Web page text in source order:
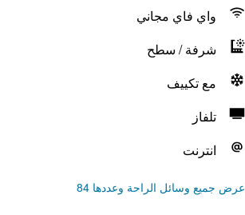
واي فاي مجاني
شرفة / سطح
مع تكييف
تلفاز
انترنت
عرض جميع وسائل الراحة وعددها 84